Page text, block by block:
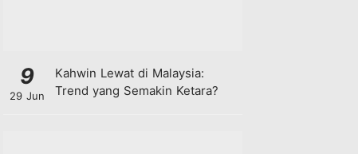
9
29 Jun
Kahwin Lewat di Malaysia:
Trend yang Semakin Ketara?